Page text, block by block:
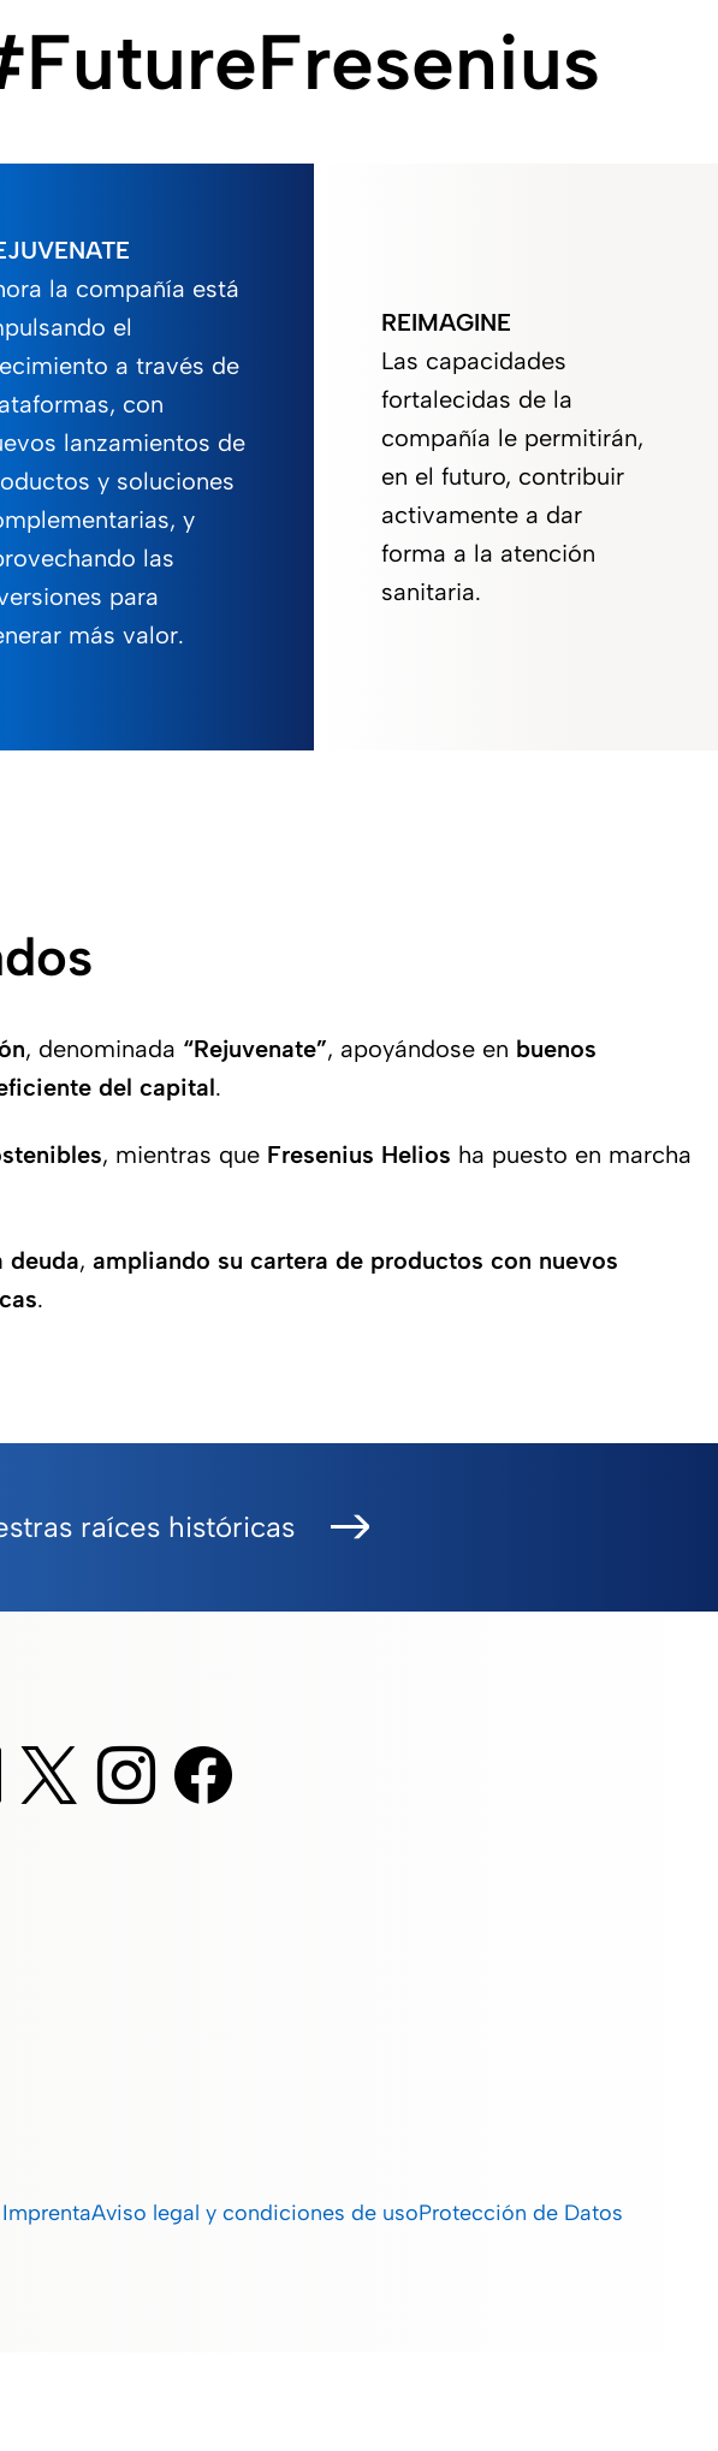
la compañía está
el
a través de
con
lanzamientos de
y soluciones
y
las
para
más valor.
REIMAGINE
Las capacidades
fortalecidas de la
compañía le permitirán,
en el futuro, contribuir
activamente a dar
forma a la atención
sanitaria.
, denominada “Rejuvenate”, apoyándose en buenos
del capital.
, mientras que Fresenius Helios ha puesto en marcha
deuda, ampliando su cartera de productos con nuevos
.
raíces históricas
Aviso legal y condiciones de usoProtección de Datos